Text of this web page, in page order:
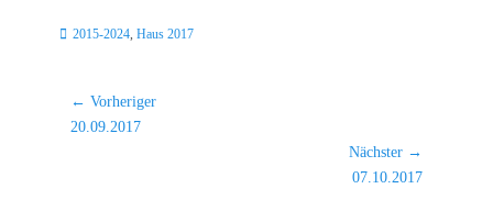
Kategorien
2015-2024 Haus 2017
Beitragsnavigation
← Vorheriger
Vorheriger
20.09.2017
Nächster →
07.10.2017